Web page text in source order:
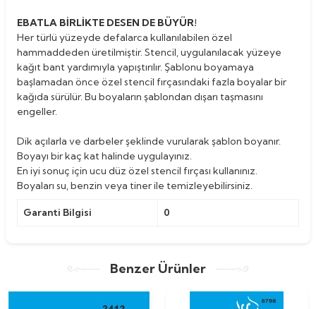
EBATLA BİRLİKTE DESEN DE BÜYÜR!
Her türlü yüzeyde defalarca kullanılabilen özel
hammaddeden üretilmiştir. Stencil, uygulanılacak yüzeye
kağıt bant yardımıyla yapıştırılır. Şablonu boyamaya
başlamadan önce özel stencil fırçasındaki fazla boyalar bir
kağıda sürülür. Bu boyaların şablondan dışarı taşmasını
engeller.
Dik açılarla ve darbeler şeklinde vurularak şablon boyanır.
Boyayı bir kaç kat halinde uygulayınız.
En iyi sonuç için ucu düz özel stencil fırçası kullanınız.
Boyaları su, benzin veya tiner ile temizleyebilirsiniz.
Garanti Bilgisi 0
Benzer Ürünler